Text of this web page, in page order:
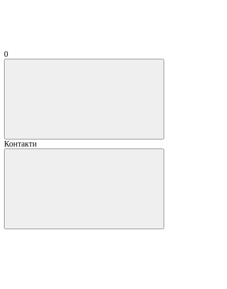
0
Контакти